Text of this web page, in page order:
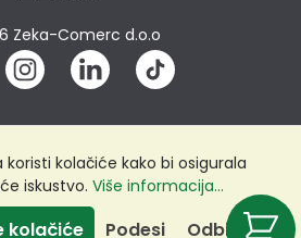
Zeka-Comerc d.o.o
kolačiće kako bi osigurala
iskustvo. Više informacija...
Odbij
Podesi
kolačiće